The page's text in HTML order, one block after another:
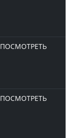
ПОСМОТРЕТЬ
ПОСМОТРЕТЬ